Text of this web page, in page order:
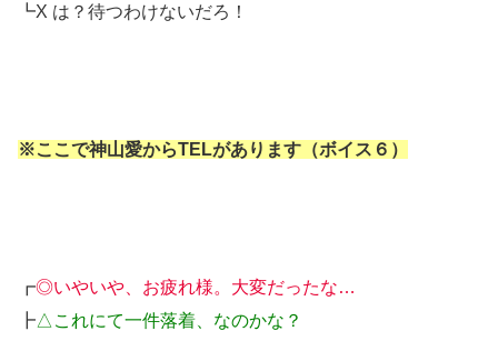
┗X は？待つわけないだろ！
※ここで神山愛からTELがあります（ボイス６）
┏◎いやいや、お疲れ様。大変だったな…
┣△これにて一件落着、なのかな？